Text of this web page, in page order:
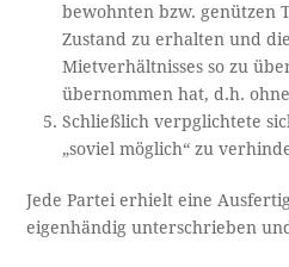
bewohnten bzw. genützen
Zustand zu erhalten und
Mietverhältnisses so zu
übernommen hat, d.h.
Schließlich verpglichtete
„soviel möglich“ zu
Jede Partei erhielt eine
eigenhändig unterschrieben